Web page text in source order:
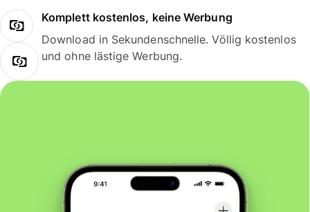
Komplett kostenlos, keine Werbung
Download in Sekundenschnelle. Völlig kostenlos
und ohne lästige Werbung.